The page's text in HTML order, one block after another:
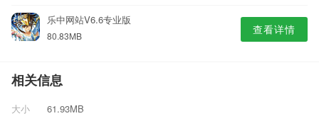
乐中网站V6.6专业版
80.83MB 查看详情
相关信息
大小
61.93MB